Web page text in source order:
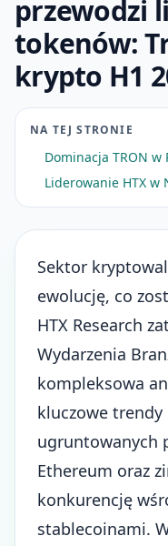
przewodzi
tokenów:
krypto H1
NA TEJ STRONIE
Dominacja TRON w
Liderowanie HTX w
Sektor
ewolucję, co
HTX Research
Wydarzenia
kompleksowa
kluczowe
ugruntowanych
Ethereum oraz
konkurencję
stablecoinami.